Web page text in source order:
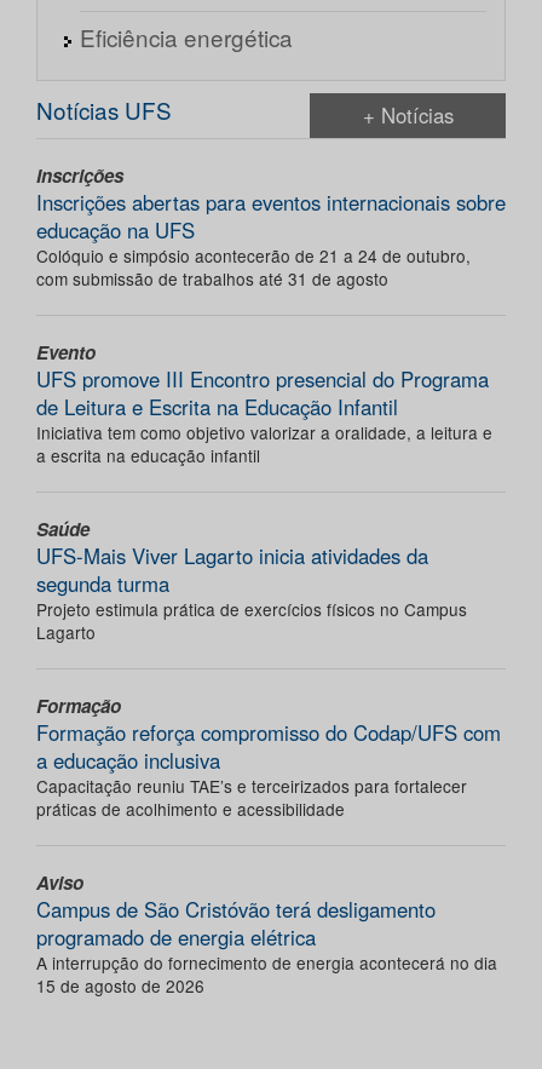
Eficiência energética
Notícias UFS + Notícias
Inscrições
Inscrições abertas para eventos internacionais sobre
educação na UFS
Colóquio e simpósio acontecerão de 21 a 24 de outubro,
com submissão de trabalhos até 31 de agosto
Evento
UFS promove III Encontro presencial do Programa
de Leitura e Escrita na Educação Infantil
Iniciativa tem como objetivo valorizar a oralidade, a leitura e
a escrita na educação infantil
Saúde
UFS-Mais Viver Lagarto inicia atividades da
segunda turma
Projeto estimula prática de exercícios físicos no Campus
Lagarto
Formação
Formação reforça compromisso do Codap/UFS com
a educação inclusiva
Capacitação reuniu TAE’s e terceirizados para fortalecer
práticas de acolhimento e acessibilidade
Aviso
Campus de São Cristóvão terá desligamento
programado de energia elétrica
A interrupção do fornecimento de energia acontecerá no dia
15 de agosto de 2026